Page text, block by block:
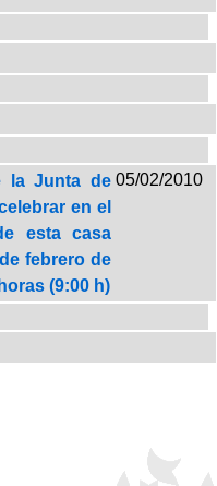
la Junta de
en el
esta casa
febrero de
(9:00 h)
05/02/2010